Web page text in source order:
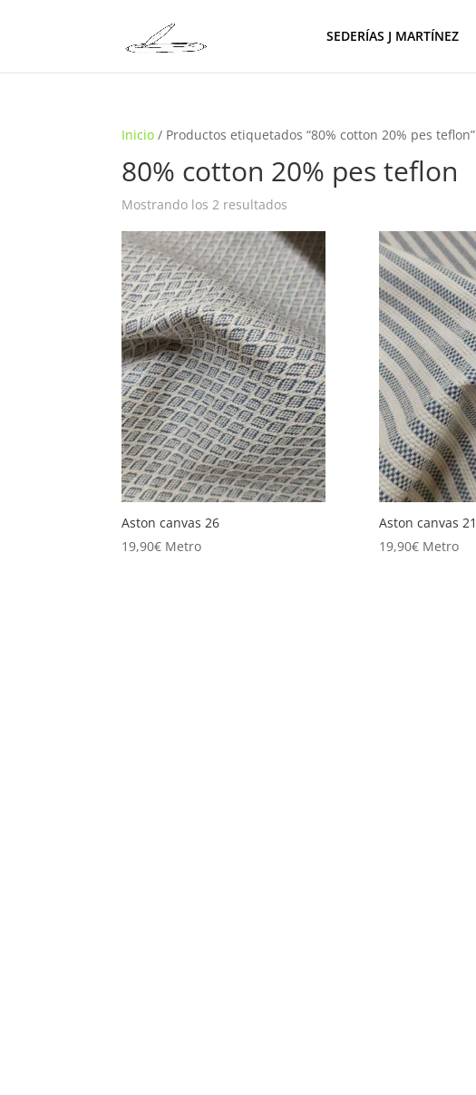
SEDERÍAS J MARTÍNEZ
Inicio / Productos etiquetados “80% cotton 20% pes teflon”
80% cotton 20% pes teflon
Mostrando los 2 resultados
los
últimos
Aston canvas 26
19,90€ Metro
Aston canvas 21
19,90€ Metro